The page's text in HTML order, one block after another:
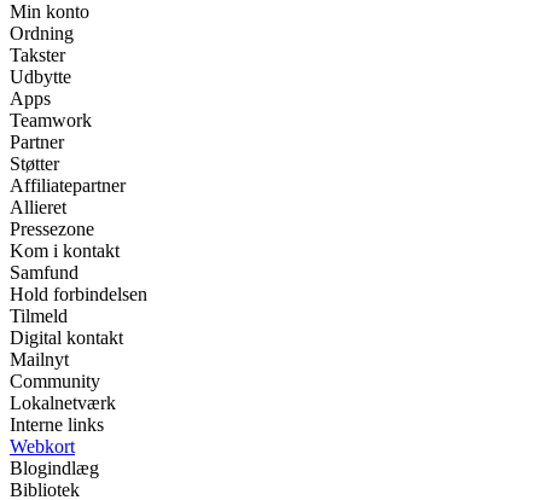
Min konto
Ordning
Takster
Udbytte
Apps
Teamwork
Partner
Støtter
Affiliatepartner
Allieret
Pressezone
Kom i kontakt
Samfund
Hold forbindelsen
Tilmeld
Digital kontakt
Mailnyt
Community
Lokalnetværk
Interne links
Webkort
Blogindlæg
Bibliotek